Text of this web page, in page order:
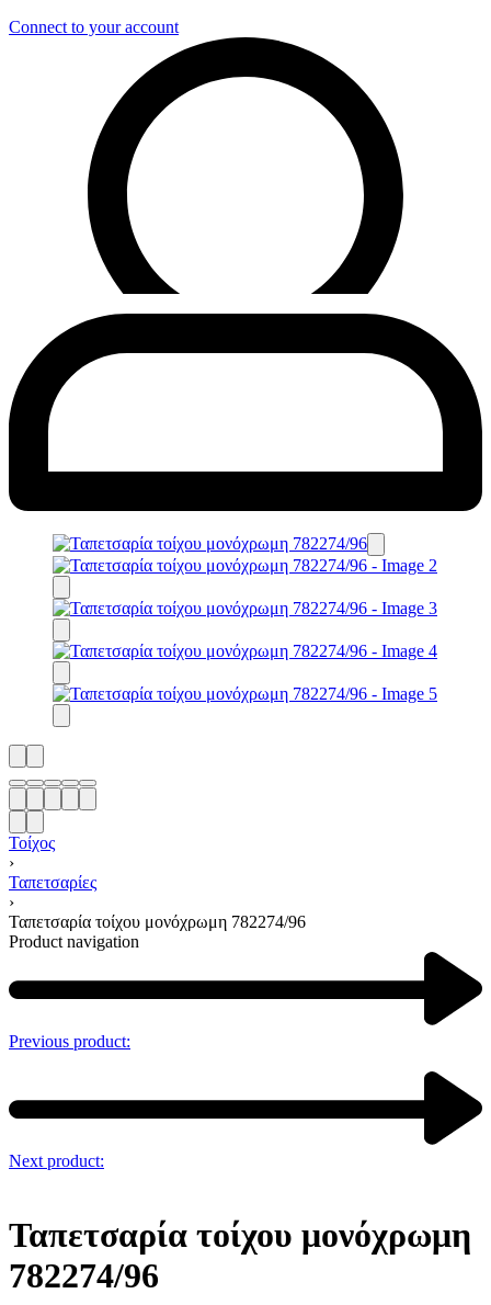
Connect to your account
Τοίχος
›
Ταπετσαρίες
›
Ταπετσαρία τοίχου μονόχρωμη 782274/96
Product navigation
Previous product:
Next product:
Ταπετσαρία τοίχου μονόχρωμη
782274/96